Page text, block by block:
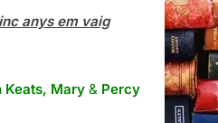
anys em vaig
Keats, Mary & Percy